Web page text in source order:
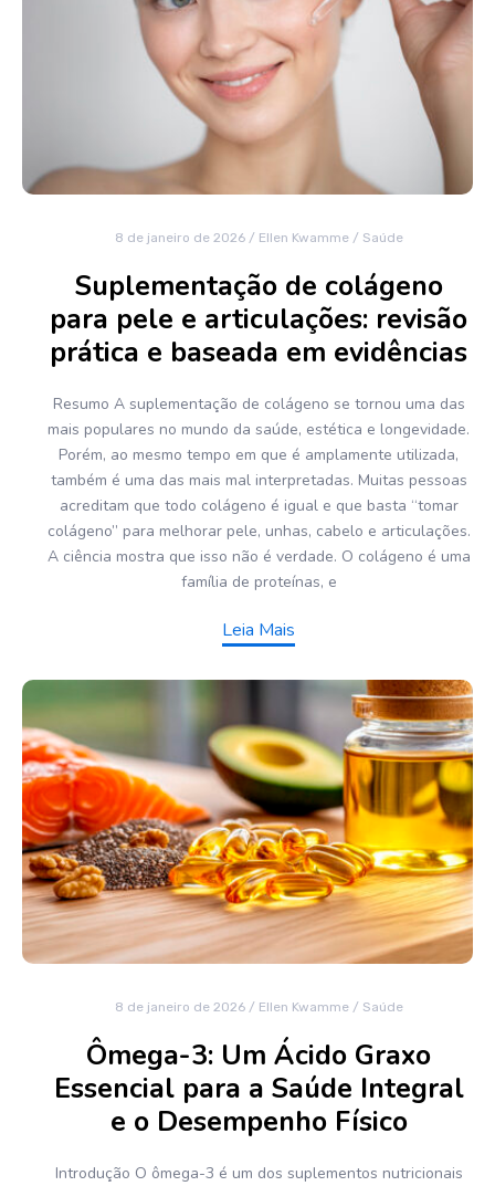
8 de janeiro de 2026 / Ellen Kwamme / Saúde
Suplementação de colágeno
para pele e articulações: revisão
prática e baseada em evidências
Resumo A suplementação de colágeno se tornou uma das
mais populares no mundo da saúde, estética e longevidade.
Porém, ao mesmo tempo em que é amplamente utilizada,
também é uma das mais mal interpretadas. Muitas pessoas
acreditam que todo colágeno é igual e que basta “tomar
colágeno” para melhorar pele, unhas, cabelo e articulações.
A ciência mostra que isso não é verdade. O colágeno é uma
família de proteínas, e
Leia Mais
8 de janeiro de 2026 / Ellen Kwamme / Saúde
Ômega-3: Um Ácido Graxo
Essencial para a Saúde Integral
e o Desempenho Físico
Introdução O ômega-3 é um dos suplementos nutricionais